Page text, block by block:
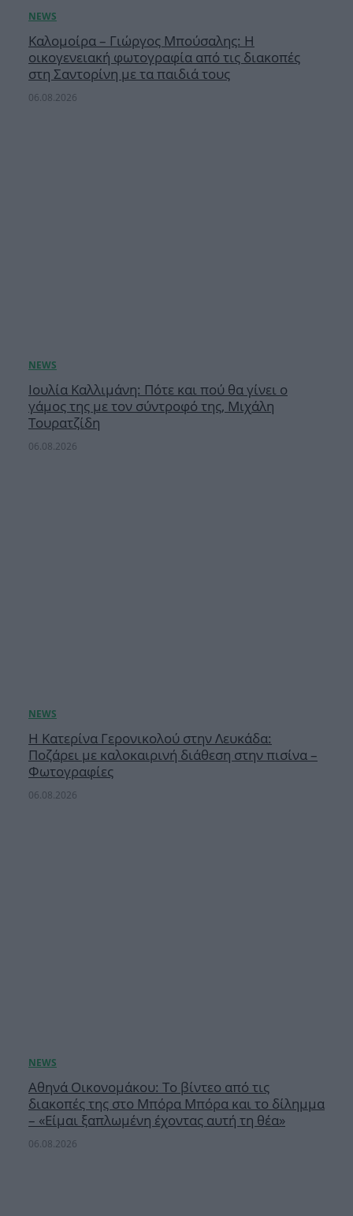
Καλομοίρα – Γιώργος Μπούσαλης: Η
οικογενειακή φωτογραφία από τις διακοπές
στη Σαντορίνη με τα παιδιά τους
06.08.2026
Ιουλία Καλλιμάνη: Πότε και πού θα γίνει ο
γάμος της με τον σύντροφό της, Μιχάλη
Τουρατζίδη
06.08.2026
Η Κατερίνα Γερονικολού στην Λευκάδα:
Ποζάρει με καλοκαιρινή διάθεση στην πισίνα –
Φωτογραφίες
06.08.2026
Αθηνά Οικονομάκου: Το βίντεο από τις
διακοπές της στο Μπόρα Μπόρα και το δίλημμα
– «Είμαι ξαπλωμένη έχοντας αυτή τη θέα»
06.08.2026